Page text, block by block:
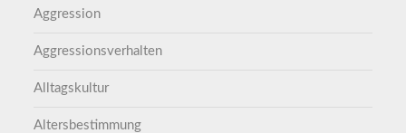
Aggression
Aggressionsverhalten
Alltagskultur
Altersbestimmung